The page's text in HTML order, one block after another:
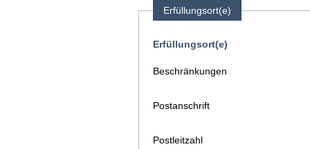
Erfüllungsort(e)
Erfüllungsort(e)
Beschränkungen
Postanschrift
Postleitzahl